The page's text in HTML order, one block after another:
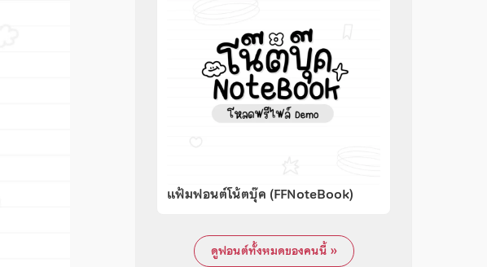
แฟ้มฟอนต์โน้ตบุ๊ค (FFNoteBook)
ดูฟอนต์ทั้งหมดของคนนี้ »